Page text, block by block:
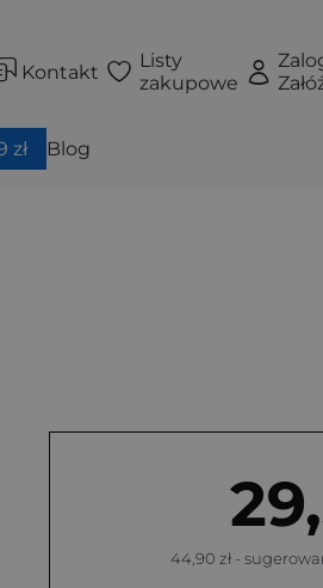
Kontakt
Listy
zakupowe
zł Blog
44,90 zł -